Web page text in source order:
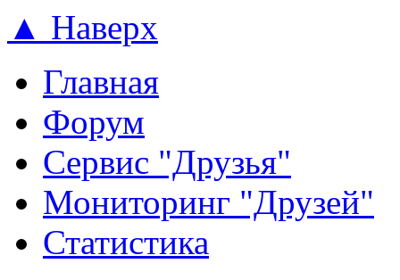
▲ Наверх
Главная
Форум
Сервис "Друзья"
Мониторинг "Друзей"
Статистика